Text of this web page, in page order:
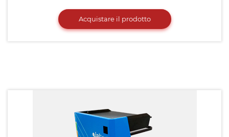
Acquistare il prodotto